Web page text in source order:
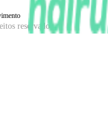
reservados.